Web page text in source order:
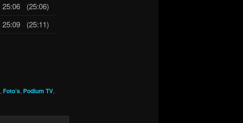
25:06
(25:06)
25:09 (25:11)
, Foto’s, Podium TV,